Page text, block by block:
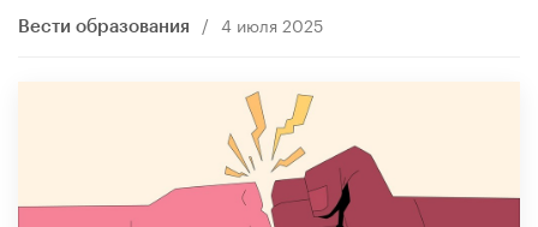
Вести образования / 4 июля 2025